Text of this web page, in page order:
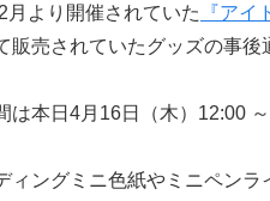
月より開催されていた
『ア
販売されていたグッズの事後
は本日4月16日（木）12:00
ィングミニ色紙やミニペン